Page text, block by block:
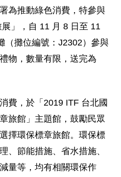
為推動綠色消費，特參與
展」，自 11 月 8 日至 11
（攤位編號：J2302）參與
物，數量有限，送完為
費，於「2019 ITF 台北國
旅館」主題館，鼓勵民眾
擇環保標章旅館。環保標
、節能措施、省水措施、
量等，均有相關環保作